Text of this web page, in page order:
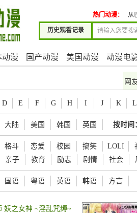
历史观看记录
热门动漫： 从
动漫 国产动漫 美国动漫 动漫电
网
D E F G H I J K L
大陆 美国 韩国 英国 按时间
格斗 恋爱 校园 搞笑 LOLI
亲子 教育 励志 剧情 社会
国语 粤语 英语 韩语 方言
妖之女神 ~淫乱咒缚~